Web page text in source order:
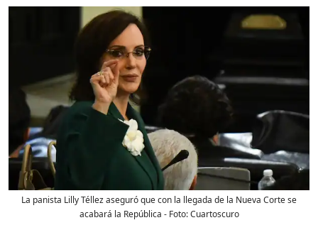
La panista Lilly Téllez aseguró que con la llegada de la Nueva Corte se
acabará la República - Foto:Cuartoscuro